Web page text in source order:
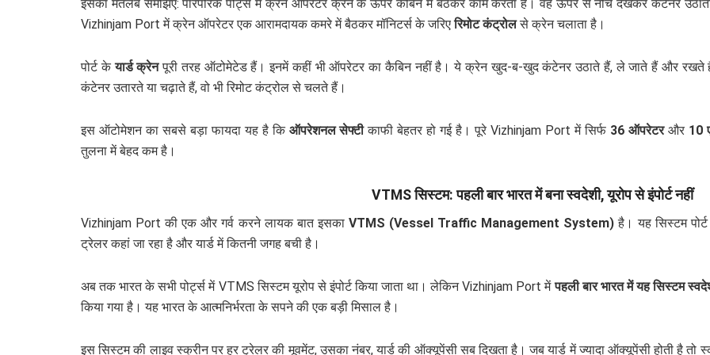
इसका मतलब समझिए: पारंपरिक पोर्ट्स में क्रेन ऑपरेटर क्रेन के ऊपर कैबिन में बैठकर काम करता है। वह ऊपर से नीचे देखकर कंटेनर
Vizhinjam Port में क्रेन ऑपरेटर एक आरामदायक कमरे में बैठकर मॉनिटर्स के जरिएरिमोट कंट्रोलसे क्रेन चलाता है।
पोर्ट केयार्ड क्रेनपूरी तरह ऑटोमेटेड हैं। इनमें कहीं भी ऑपरेटर का कैबिन नहीं है। ये क्रेन खुद-ब-खुद कंटेनर उठाते हैं, ले जाते हैं और रखते
कंटेनर उतारते या चढ़ाते हैं, वो भी रिमोट कंट्रोल से चलते हैं।
इस ऑटोमेशन का सबसे बड़ा फायदा यह है कि ऑपरेशनल सेफ्टीकाफी बेहतर हो गई है। पूरे Vizhinjam Port में सिर्फ 36 ऑपरेटरऔर 10
तुलना में बेहद कम है।
VTMS सिस्टम: पहली बार भारत में बना स्वदेशी, यूरोप से इंपोर्ट नहीं
Vizhinjam Port की एक और गर्व करने लायक बात इसका VTMS (Vessel Traffic Management System) है। यह सिस्टम
ट्रेलर कहां जा रहा है और यार्ड में कितनी जगह बची है।
अब तक भारत के सभी पोर्ट्स में VTMS सिस्टम यूरोप से इंपोर्ट किया जाता था। लेकिन Vizhinjam Port मेंपहली बार भारत में यह सिस्टम
किया गया है। यह भारत के आत्मनिर्भरता के सपने की एक बड़ी मिसाल है।
इस सिस्टम की लाइव स्क्रीन पर हर ट्रेलर की मूवमेंट, उसका नंबर, यार्ड की ऑक्यूपेंसी सब दिखता है। जब यार्ड में ज्यादा ऑक्यूपेंसी होती है